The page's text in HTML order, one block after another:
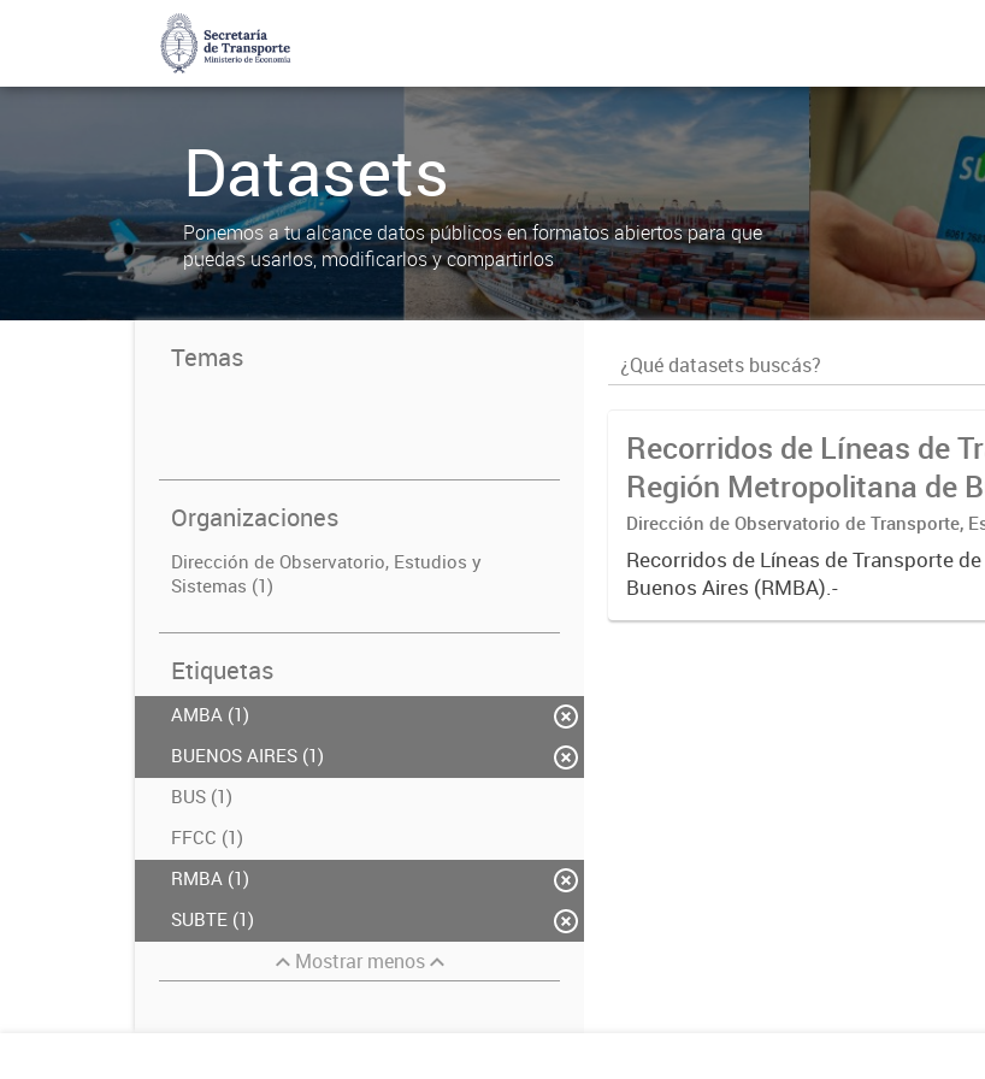
Datasets
Ponemos a tu alcance datos públicos en formatos abiertos para que
puedas usarlos, modificarlos y compartirlos
Temas
Organizaciones
Dirección de Observatorio, Estudios y
Sistemas (1)
Etiquetas
AMBA (1)
BUENOS AIRES (1)
BUS (1)
FFCC (1)
RMBA (1)
SUBTE (1)
Mostrar menos
Recorridos de Líneas de
Región Metropolitana de
(RMBA)
Dirección de Observatorio de Transporte,
Recorridos de Líneas de Transporte
Buenos Aires (RMBA).-